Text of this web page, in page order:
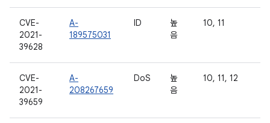
CVE-
2021-
39628
A-
189575031
ID
높
음
10, 11
CVE-
2021-
39659
A-
208267659
DoS
높
음
10, 11, 12